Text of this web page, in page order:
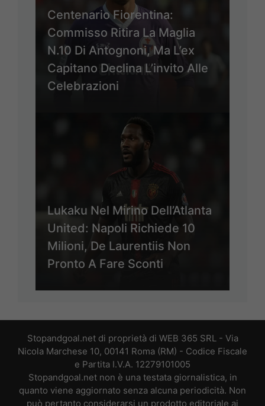
Centenario Fiorentina:
Commisso Ritira La Maglia
N.10 Di Antognoni, Ma L’ex
Capitano Declina L’invito Alle
Celebrazioni
Lukaku Nel Mirino Dell’Atlanta
United: Napoli Richiede 10
Milioni, De Laurentiis Non
Pronto A Fare Sconti
Stopandgoal.net di proprietà di WEB 365 SRL - Via
Nicola Marchese 10, 00141 Roma (RM) - Codice Fiscale
e Partita I.V.A. 12279101005
Stopandgoal.net non è una testata giornalistica, in
quanto viene aggiornato senza alcuna periodicità. Non
può pertanto considerarsi un prodotto editoriale ai